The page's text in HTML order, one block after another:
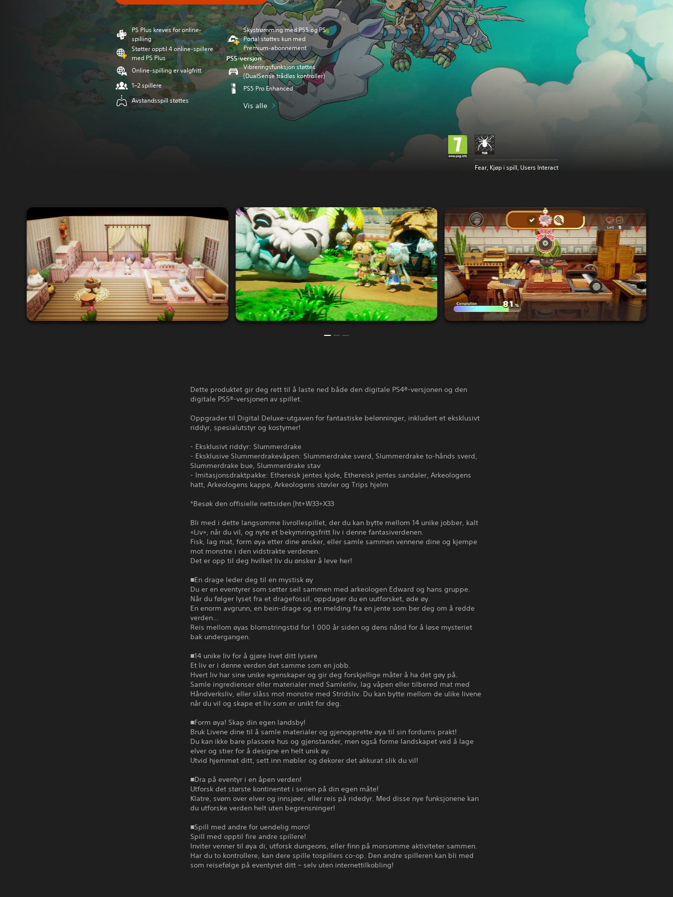
PS Plus kreves for online-
spilling
Støtter opptil 4 online-spillere
med PS Plus
Online-spilling er valgfritt
1–2 spillere
Avstandsspill støttes
Skystrømming med PS5 og PS
Portal støttes kun med
Premium-abonnement
PS5-versjon
Vibreringsfunksjon støttes
(DualSense trådløs kontroller)
PS5 Pro Enhanced
Vis alle
Fear, Kjøp i spill, Users Interact
Dette produktet gir deg rett til å laste ned både den digitale PS4®-versjonen og den
digitale PS5®-versjonen av spillet.
Oppgrader til Digital Deluxe-utgaven for fantastiske belønninger, inkludert et eksklusivt
riddyr, spesialutstyr og kostymer!
- Eksklusivt riddyr: Slummerdrake
- Eksklusive Slummerdrakevåpen: Slummerdrake sverd, Slummerdrake to-hånds sverd,
Slummerdrake bue, Slummerdrake stav
- Imitasjonsdraktpakke: Ethereisk jentes kjole, Ethereisk jentes sandaler, Arkeologens
hatt, Arkeologens kappe, Arkeologens støvler og Trips hjelm
*Besøk den offisielle nettsiden (ht+W33+X33
Bli med i dette langsomme livrollespillet, der du kan bytte mellom 14 unike jobber, kalt
«Liv», når du vil, og nyte et bekymringsfritt liv i denne fantasiverdenen.
Fisk, lag mat, form øya etter dine ønsker, eller samle sammen vennene dine og kjempe
mot monstre i den vidstrakte verdenen.
Det er opp til deg hvilket liv du ønsker å leve her!
■En drage leder deg til en mystisk øy
Du er en eventyrer som setter seil sammen med arkeologen Edward og hans gruppe.
Når du følger lyset fra et dragefossil, oppdager du en uutforsket, øde øy.
En enorm avgrunn, en bein-drage og en melding fra en jente som ber deg om å redde
verden...
Reis mellom øyas blomstringstid for 1 000 år siden og dens nåtid for å løse mysteriet
bak undergangen.
■14 unike liv for å gjøre livet ditt lysere
Et liv er i denne verden det samme som en jobb.
Hvert liv har sine unike egenskaper og gir deg forskjellige måter å ha det gøy på.
Samle ingredienser eller materialer med Samlerliv, lag våpen eller tilbered mat med
Håndverksliv, eller slåss mot monstre med Stridsliv. Du kan bytte mellom de ulike livene
når du vil og skape et liv som er unikt for deg.
■Form øya! Skap din egen landsby!
Bruk Livene dine til å samle materialer og gjenopprette øya til sin fordums prakt!
Du kan ikke bare plassere hus og gjenstander, men også forme landskapet ved å lage
elver og stier for å designe en helt unik øy.
Utvid hjemmet ditt, sett inn møbler og dekorer det akkurat slik du vil!
■Dra på eventyr i en åpen verden!
Utforsk det største kontinentet i serien på din egen måte!
Klatre, svøm over elver og innsjøer, eller reis på ridedyr. Med disse nye funksjonene kan
du utforske verden helt uten begrensninger!
■Spill med andre for uendelig moro!
Spill med opptil fire andre spillere!
Inviter venner til øya di, utforsk dungeons, eller finn på morsomme aktiviteter sammen.
Har du to kontrollere, kan dere spille tospillers co-op. Den andre spilleren kan bli med
som reisefølge på eventyret ditt – selv uten internettilkobling!